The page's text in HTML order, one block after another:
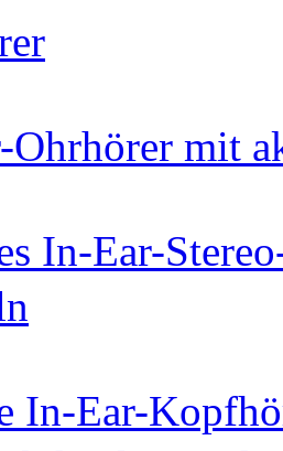
Ohrhörer mit
In-Ear-
In-Ear-